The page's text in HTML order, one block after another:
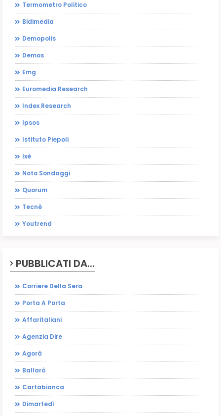
Termometro Politico
Bidimedia
Demopolis
Demos
Emg
Euromedia Research
Index Research
Ipsos
Istituto Piepoli
Ixè
Noto Sondaggi
Quorum
Tecnè
Youtrend
PUBBLICATI DA...
Corriere Della Sera
Porta A Porta
Affaritaliani
Agenzia Dire
Agorà
Ballarò
Cartabianca
Dimartedì